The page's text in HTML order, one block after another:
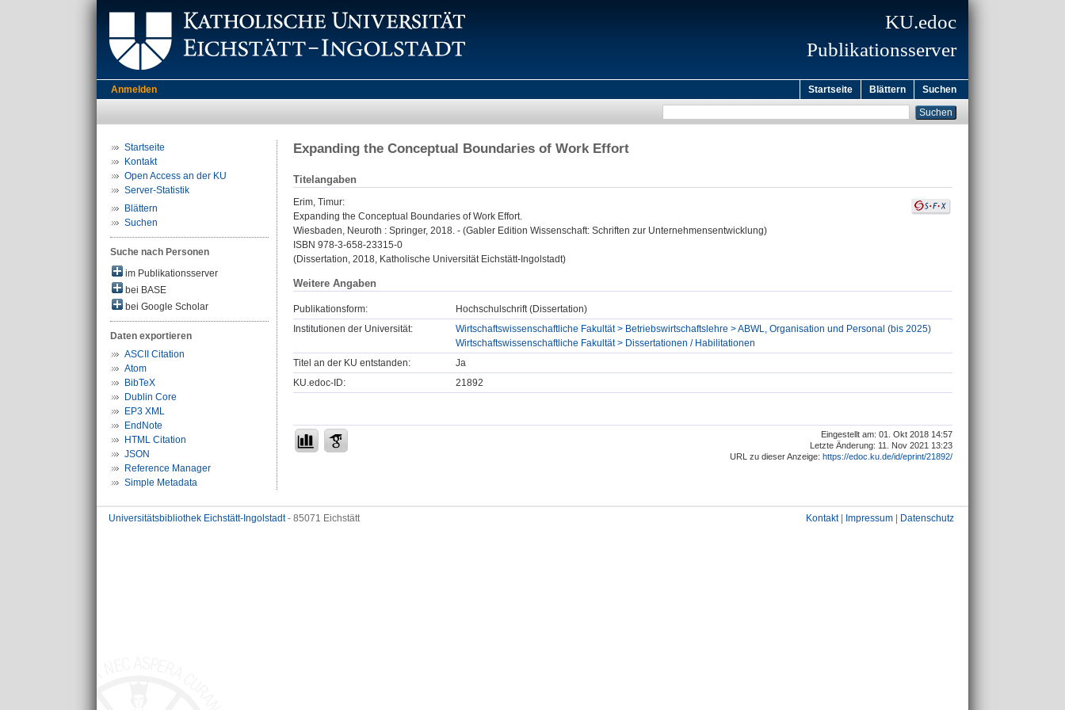
KU.edoc
Publikationsserver
Anmelden Startseite Blättern Suchen
Startseite
Kontakt
Open Access an der KU
Server-Statistik
Blättern
Suchen
Suche nach Personen
im Publikationsserver
bei BASE
bei Google Scholar
Daten exportieren
ASCII Citation
Atom
BibTeX
Dublin Core
EP3 XML
EndNote
HTML Citation
JSON
Reference Manager
Simple Metadata
Expanding the Conceptual Boundaries of Work Effort
Titelangaben
Erim, Timur:
Expanding the Conceptual Boundaries of Work Effort.
Wiesbaden, Neuroth : Springer, 2018. - (Gabler Edition Wissenschaft: Schriften zur Unternehmensentwicklung)
ISBN 978-3-658-23315-0
(Dissertation, 2018, Katholische Universität Eichstätt-Ingolstadt)
Weitere Angaben
Publikationsform:
Hochschulschrift (Dissertation)
Institutionen der Universität:
Wirtschaftswissenschaftliche Fakultät > Betriebswirtschaftslehre > ABWL, Organisation und Personal (bis 2025)
Wirtschaftswissenschaftliche Fakultät > Dissertationen / Habilitationen
Titel an der KU entstanden:
Ja
KU.edoc-ID:
21892
Eingestellt am: 01. Okt 2018 14:57
Letzte Änderung: 11. Nov 2021 13:23
URL zu dieser Anzeige: https://edoc.ku.de/id/eprint/21892/
Universitätsbibliothek Eichstätt-Ingolstadt- 85071 Eichstätt Kontakt| Impressum Datenschutz